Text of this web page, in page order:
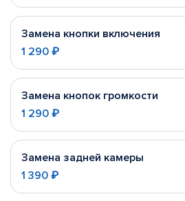
Замена кнопки включения
1 290 ₽
Замена кнопок громкости
1 290 ₽
Замена задней камеры
1 390 ₽